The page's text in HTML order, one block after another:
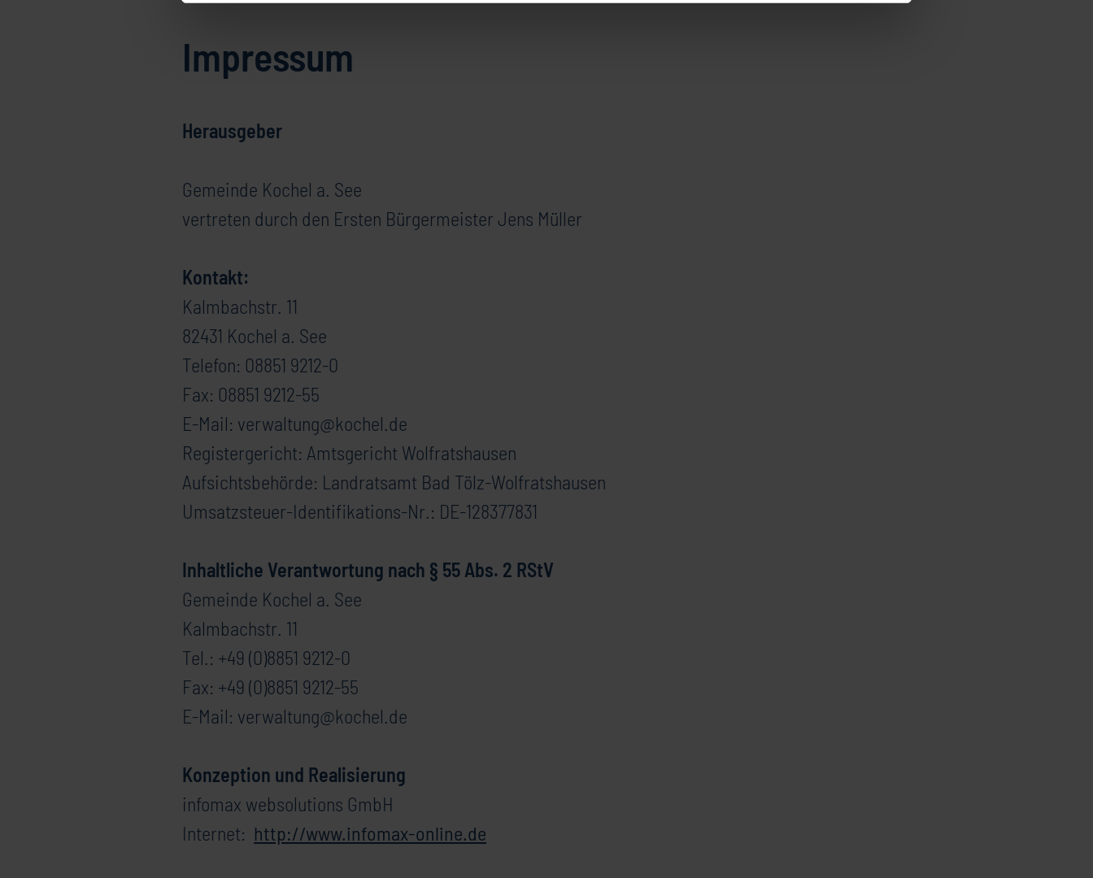
Impressum
Herausgeber
Gemeinde Kochel a. See
vertreten durch den Ersten Bürgermeister Jens Müller
Kontakt:
Kalmbachstr. 11
82431 Kochel a. See
Telefon: 08851 9212-0
Fax: 08851 9212-55
E-Mail: verwaltung@kochel.de
Registergericht: Amtsgericht Wolfratshausen
Aufsichtsbehörde: Landratsamt Bad Tölz-Wolfratshausen
Umsatzsteuer-Identifikations-Nr.: DE-128377831
Inhaltliche Verantwortung nach § 55 Abs. 2 RStV
Gemeinde Kochel a. See
Kalmbachstr. 11
Tel.: +49 (0)8851 9212-0
Fax: +49 (0)8851 9212-55
E-Mail: verwaltung@kochel.de
Konzeption und Realisierung
infomax websolutions GmbH
Internet: http://www.infomax-online.de